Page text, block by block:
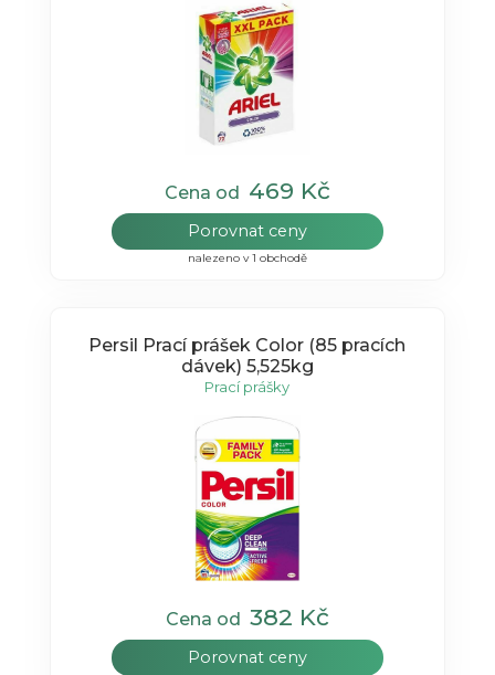
Cena od 469 Kč
Porovnat ceny
nalezeno v 1 obchodě
Persil Prací prášek Color (85 pracích
dávek) 5,525kg
Prací prášky
Cena od 382 Kč
Porovnat ceny